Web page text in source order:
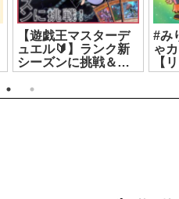
【遊戯王マスターデ
ュエル🔰】ランク新
シーズンに挑戦＆ゴ
ーティス教習所【ジ
ュラック】【カル
ロ・ピノ】
#み
ゃ
【
ル